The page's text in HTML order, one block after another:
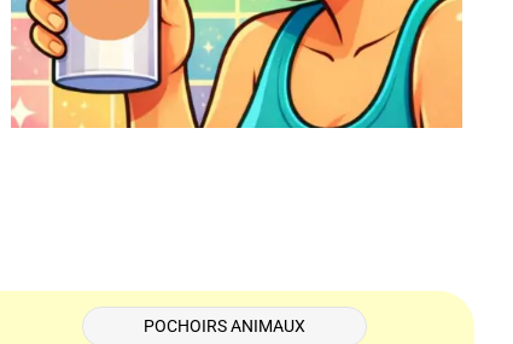
POCHOIRS ANIMAUX